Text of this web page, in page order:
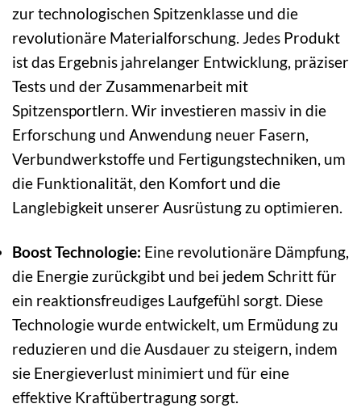
zur technologischen Spitzenklasse und die
revolutionäre Materialforschung. Jedes Produkt
ist das Ergebnis jahrelanger Entwicklung, präziser
Tests und der Zusammenarbeit mit
Spitzensportlern. Wir investieren massiv in die
Erforschung und Anwendung neuer Fasern,
Verbundwerkstoffe und Fertigungstechniken, um
die Funktionalität, den Komfort und die
Langlebigkeit unserer Ausrüstung zu optimieren.
Boost Technologie: Eine revolutionäre Dämpfung,
die Energie zurückgibt und bei jedem Schritt für
ein reaktionsfreudiges Laufgefühl sorgt. Diese
Technologie wurde entwickelt, um Ermüdung zu
reduzieren und die Ausdauer zu steigern, indem
sie Energieverlust minimiert und für eine
effektive Kraftübertragung sorgt.